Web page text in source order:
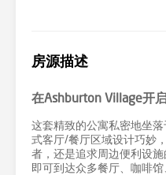
房源描述
在Ashburton Village开
这套精致的公寓私密地坐
式客厅/餐厅区域设计巧妙
者，还是追求周边便利设
即可到达众多餐厅、咖啡